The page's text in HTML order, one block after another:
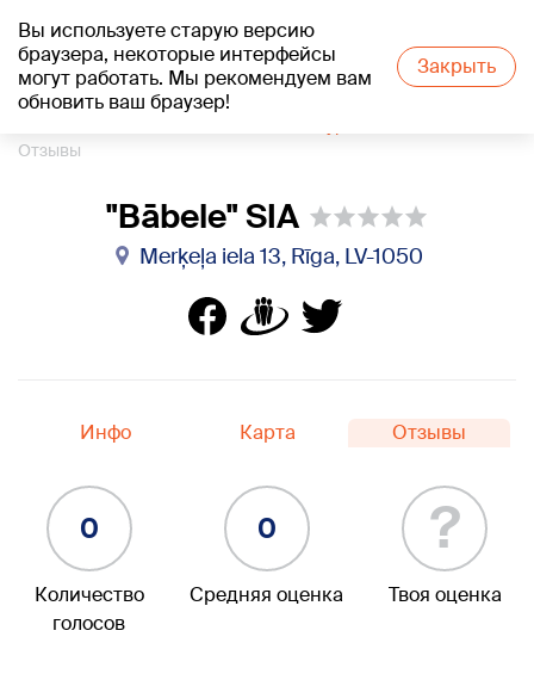
Вы используете старую версию
браузера, некоторые интерфейсы
могут работать. Мы рекомендуем вам
обновить ваш браузер!
Закрыть
+21°C
Отзывы
"Bābele" SIA
Merķeļa iela 13, Rīga, LV-1050
Инфо Карта Отзывы
0
Количество
голосов
0
Средняя оценка
?
Твоя оценка